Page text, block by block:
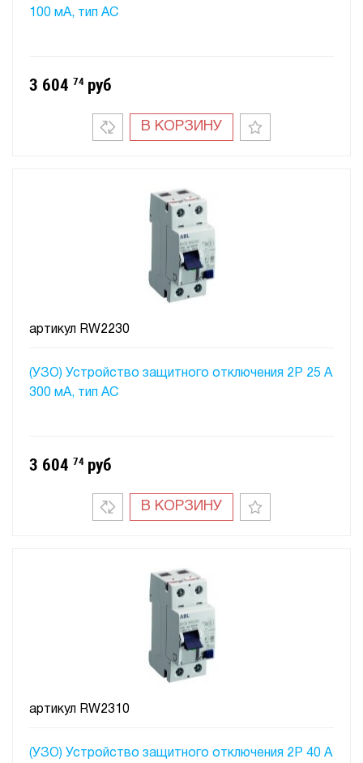
100 мA, тип АC
3 604 74 руб
В КОРЗИНУ
(УЗО) Устройство защитного отключения 2P 25 A
300 мA, тип АC
артикул RW2230
3 604 74 руб
В КОРЗИНУ
(УЗО) Устройство защитного отключения 2P 40 A
артикул RW2310